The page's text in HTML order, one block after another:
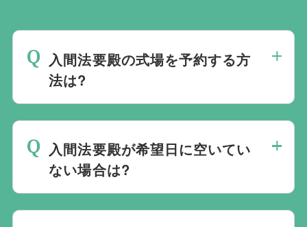
入間法要殿の式場を予約する方
法は?
ご予約は葬儀社を通じたお手続きが必要で
す。万が一の際は、当社むすびすにご連絡
ください。式場のご予約はもちろん、ご搬
送・ご安置・ご葬儀・葬儀後の各種手続き
入間法要殿が希望日に空いてい
ない場合は?